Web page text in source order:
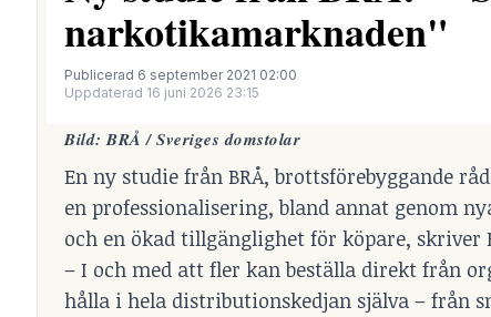
narkotikamarknaden"
Publicerad 6 september 2021 02:00
Uppdaterad 16 juni 2026 23:15
Bild: BRÅ / Sverigesdomstolar
En ny studie från BRÅ, brottsförebyggande
en professionalisering, bland annat genom
och en ökad tillgänglighet för köpare, skriver
– I och med att fler kan beställa direkt från
hålla i hela distributionskedjan själva – från